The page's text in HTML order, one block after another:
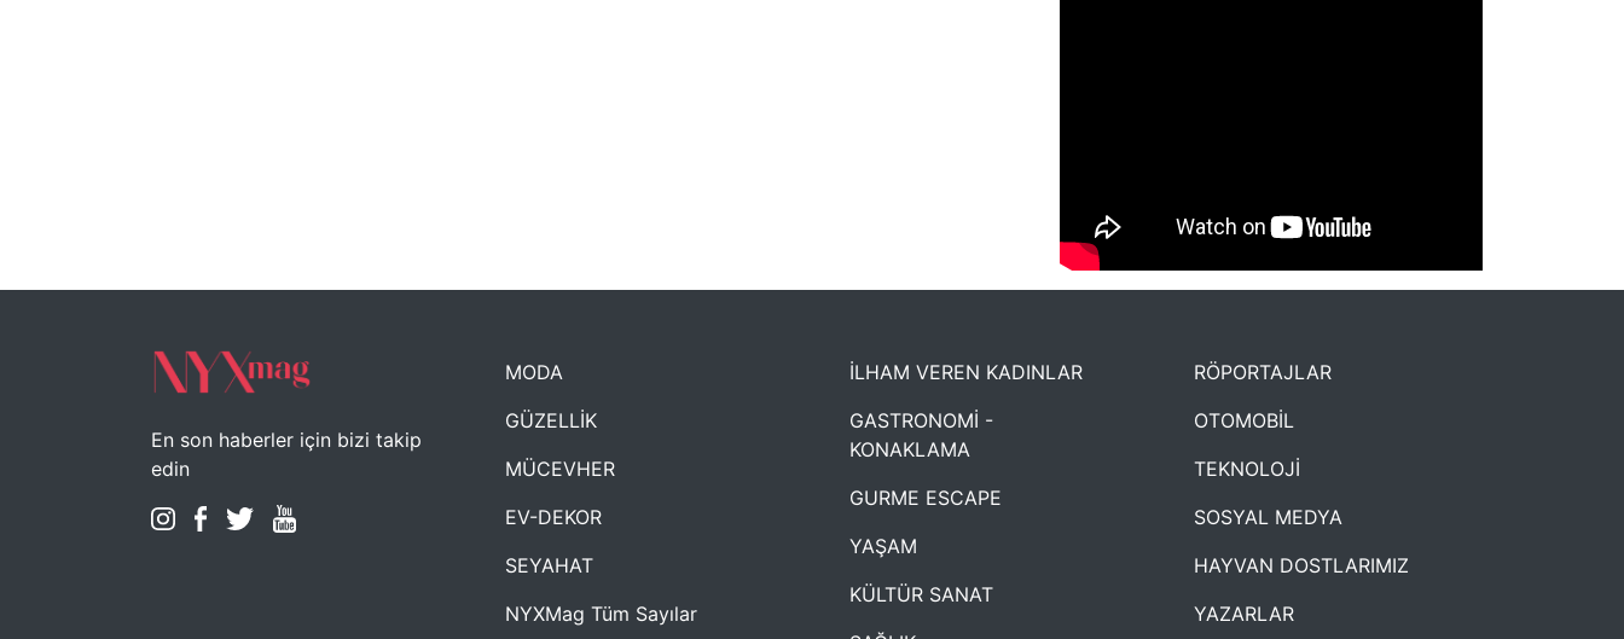
NYXmag 2. Yaş Kutlama Etkinliği
En son haberler için bizi takip
edin
MODA
GÜZELLİK
MÜCEVHER
EV-DEKOR
SEYAHAT
NYXMag Tüm Sayılar
İLHAM VEREN KADINLAR
GASTRONOMİ -
KONAKLAMA
GURME ESCAPE
YAŞAM
KÜLTÜR SANAT
RÖPORTAJLAR
OTOMOBİL
TEKNOLOJİ
SOSYAL MEDYA
HAYVAN DOSTLARIMIZ
YAZARLAR